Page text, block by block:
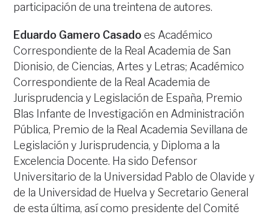
participación de una treintena de autores.
Eduardo Gamero Casadoes Académico
Correspondiente de la Real Academia de San
Dionisio, de Ciencias, Artes y Letras; Académico
Correspondiente de la Real Academia de
Jurisprudencia y Legislación de España, Premio
Blas Infante de Investigación en Administración
Pública, Premio de la Real Academia Sevillana de
Legislación y Jurisprudencia, y Diploma a la
Excelencia Docente. Ha sido Defensor
Universitario de la Universidad Pablo de Olavide y
de la Universidad de Huelva y Secretario General
de esta última, así como presidente del Comité